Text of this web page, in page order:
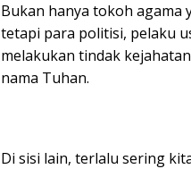
Bukan hanya tokoh agama
tetapi para politisi, pelaku
melakukan tindak
nama Tuhan.
Di sisi lain, terlalu sering